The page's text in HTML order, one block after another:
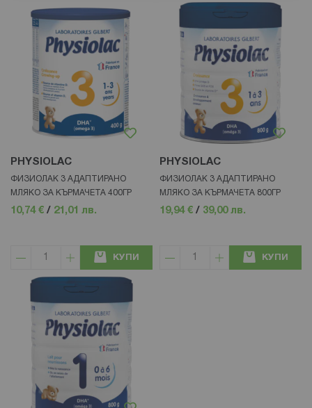
PHYSIOLAC
ФИЗИОЛАК 3 АДАПТИРАНО
МЛЯКО ЗА КЪРМАЧЕТА 400ГР
10,74 € / 21,01 лв.
КУПИ
PHYSIOLAC
ФИЗИОЛАК 3 АДАПТИРАНО
МЛЯКО ЗА КЪРМАЧЕТА 800ГР
19,94 € / 39,00 лв.
КУПИ